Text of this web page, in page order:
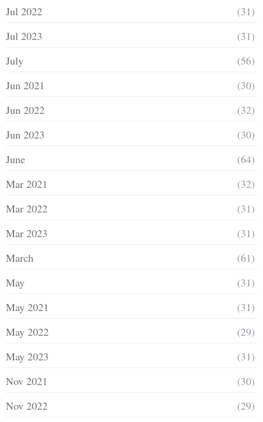
Jul 2022
(31)
Jul 2023
(31)
July
(56)
Jun 2021
(30)
Jun 2022
(32)
Jun 2023
(30)
June
(64)
Mar 2021
(32)
Mar 2022
(31)
Mar 2023
(31)
March
(61)
May
(31)
May 2021
(31)
May 2022
(29)
May 2023
(31)
Nov 2021
(30)
Nov 2022
(29)